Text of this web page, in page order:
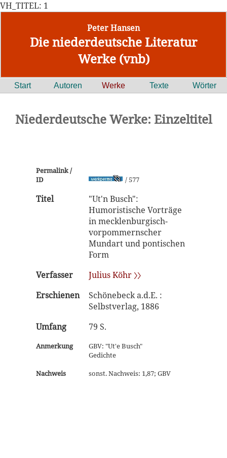
VH_TITEL: 1
Peter Hansen
Die niederdeutsche Literatur
Werke (vnb)
Start Autoren Werke Texte Wörter
Niederdeutsche Werke: Einzeltitel
Permalink /
ID
/ 577
Titel
"Ut'n Busch":
Humoristische Vorträge
in mecklenburgisch-
vorpommernscher
Mundart und pontischen
Form
Verfasser
Julius Köhr 〉〉
Erschienen
Schönebeck a.d.E. :
Selbstverlag, 1886
Umfang
79 S.
Anmerkung
GBV: "Ut'e Busch"
Gedichte
Nachweis
sonst. Nachweis: 1,87; GBV